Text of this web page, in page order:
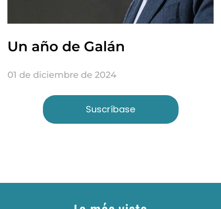
Un año de Galán
01 de diciembre de 2024
Suscríbase